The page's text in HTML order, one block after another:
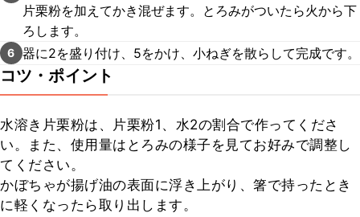
片栗粉を加えてかき混ぜます。とろみがついたら火から下
ろします。
6 器に2を盛り付け、5をかけ、小ねぎを散らして完成です。
コツ・ポイント
水溶き片栗粉は、片栗粉1、水2の割合で作ってくださ
い。また、使用量はとろみの様子を見てお好みで調整し
てください。
かぼちゃが揚げ油の表面に浮き上がり、箸で持ったとき
に軽くなったら取り出します。